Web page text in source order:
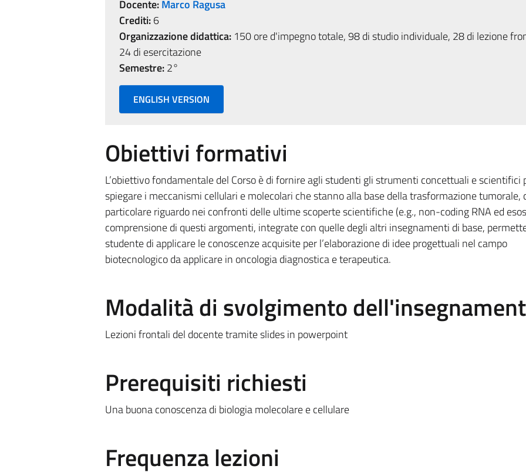
Docente:Marco Ragusa
Crediti:6
Organizzazione didattica:150 ore d'impegno totale, 98 di studio individuale, 28 di lezione
24 di esercitazione
Semestre:2°
ENGLISH VERSION
Obiettivi formativi
L’obiettivo fondamentale del Corso è di fornire agli studenti gli strumenti concettuali e scientifici
spiegare i meccanismi cellulari e molecolari che stanno alla base della trasformazione tumorale,
particolare riguardo nei confronti delle ultime scoperte scientifiche (e.g., non-coding RNA ed
comprensione di questi argomenti, integrate con quelle degli altri insegnamenti di base,
studente di applicare le conoscenze acquisite per l’elaborazione di idee progettuali nel campo
biotecnologico da applicare in oncologia diagnostica e terapeutica.
Modalità di svolgimento
Lezioni frontali del docente tramite slides in powerpoint
Prerequisiti richiesti
Una buona conoscenza di biologia molecolare e cellulare
Frequenza lezioni